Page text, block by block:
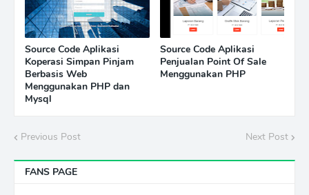
Source Code Aplikasi
Koperasi Simpan Pinjam
Berbasis Web
Menggunakan PHP dan
Mysql
Source Code Aplikasi
Penjualan Point Of Sale
Menggunakan PHP
Previous Post Next Post
FANS PAGE